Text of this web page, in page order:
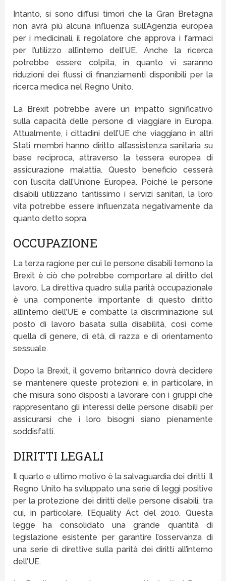
Intanto, si sono diffusi timori che la Gran Bretagna
non avrà più alcuna influenza sull’Agenzia europea
per i medicinali, il regolatore che approva i farmaci
per l’utilizzo all’interno dell’UE. Anche la ricerca
potrebbe essere colpita, in quanto vi saranno
riduzioni dei flussi di finanziamenti disponibili per la
ricerca medica nel Regno Unito.
La Brexit potrebbe avere un impatto significativo
sulla capacità delle persone di viaggiare in Europa.
Attualmente, i cittadini dell’UE che viaggiano in altri
Stati membri hanno diritto all’assistenza sanitaria su
base reciproca, attraverso la tessera europea di
assicurazione malattia. Questo beneficio cesserà
con l’uscita dall’Unione Europea. Poiché le persone
disabili utilizzano tantissimo i servizi sanitari, la loro
vita potrebbe essere influenzata negativamente da
quanto detto sopra.
OCCUPAZIONE
La terza ragione per cui le persone disabili temono la
Brexit è ciò che potrebbe comportare al diritto del
lavoro. La direttiva quadro sulla parità occupazionale
è una componente importante di questo diritto
all’interno dell’UE e combatte la discriminazione sul
posto di lavoro basata sulla disabilità, così come
quella di genere, di età, di razza e di orientamento
sessuale.
Dopo la Brexit, il governo britannico dovrà decidere
se mantenere queste protezioni e, in particolare, in
che misura sono disposti a lavorare con i gruppi che
rappresentano gli interessi delle persone disabili per
assicurarsi che i loro bisogni siano pienamente
soddisfatti.
DIRITTI LEGALI
Il quarto e ultimo motivo è la salvaguardia dei diritti. Il
Regno Unito ha sviluppato una serie di leggi positive
per la protezione dei diritti delle persone disabili, tra
cui, in particolare, l’Equality Act del 2010. Questa
legge ha consolidato una grande quantità di
legislazione esistente per garantire l’osservanza di
una serie di direttive sulla parità dei diritti all’interno
dell’UE.